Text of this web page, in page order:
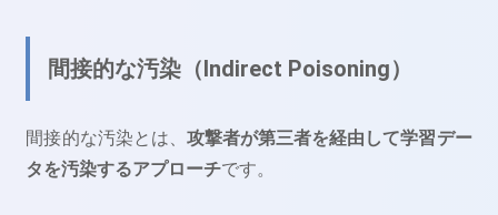
間接的な汚染（Indirect Poisoning）
間接的な汚染とは、 攻撃者が第三者を経由して学習デー
タを汚染するアプローチです。